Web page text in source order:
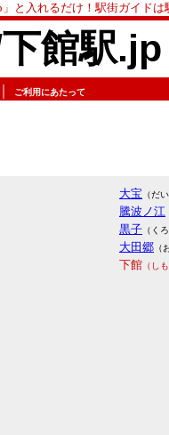
と入れるだけ！駅街ガイド
館駅.jp
ご利用にあたって
大宝 （だ
騰波ノ江
黒子 （く
大田郷 （
下館 （し